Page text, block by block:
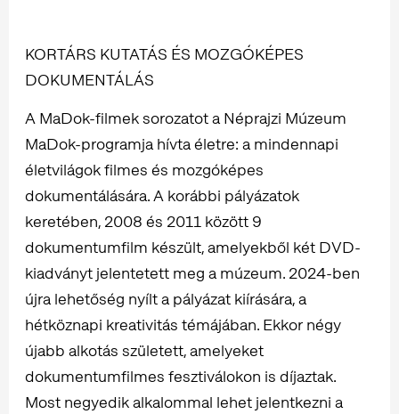
KORTÁRS KUTATÁS ÉS MOZGÓKÉPES
DOKUMENTÁLÁS
A MaDok-filmek sorozatot a Néprajzi Múzeum
MaDok-programja hívta életre: a mindennapi
életvilágok filmes és mozgóképes
dokumentálására. A korábbi pályázatok
keretében, 2008 és 2011 között 9
dokumentumfilm készült, amelyekből két DVD-
kiadványt jelentetett meg a múzeum. 2024-ben
újra lehetőség nyílt a pályázat kiírására, a
hétköznapi kreativitás témájában. Ekkor négy
újabb alkotás született, amelyeket
dokumentumfilmes fesztiválokon is díjaztak.
Most negyedik alkalommal lehet jelentkezni a